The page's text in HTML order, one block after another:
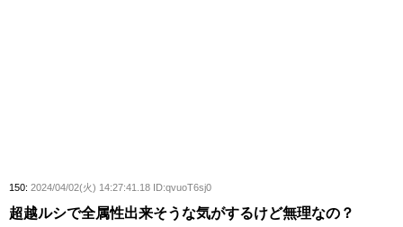
150: 2024/04/02(火) 14:27:41.18 ID:qvuoT6sj0
超越ルシで全属性出来そうな気がするけど無理なの？